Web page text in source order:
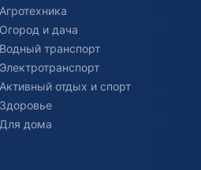
Агротехника
Огород и дача
Водный транспорт
Электротранспорт
Активный отдых и спорт
Здоровье
Для дома